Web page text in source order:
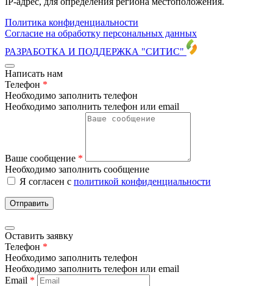
Политика конфиденциальности
Согласие на обработку персональных данных
РАЗРАБОТКА И ПОДДЕРЖКА "СИТИС"
Написать нам
Телефон *
Необходимо заполнить телефон
Необходимо заполнить телефон или email
Ваше сообщение *
Необходимо заполнить сообщение
Я согласен с политикой конфиденциальности
Отправить
Оставить заявку
Телефон *
Необходимо заполнить телефон
Необходимо заполнить телефон или email
Email *